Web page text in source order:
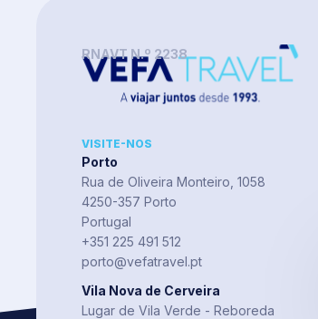
VISITE-NOS
Porto
Rua de Oliveira Monteiro, 1058
4250-357 Porto
Portugal
+351 225 491 512
porto@vefatravel.pt
Vila Nova de Cerveira
Lugar de Vila Verde - Reboreda
RNAVT N.º 2238